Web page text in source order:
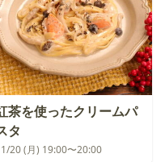
茶を使ったクリームパ
タ
20 (月) 19:00〜20:00